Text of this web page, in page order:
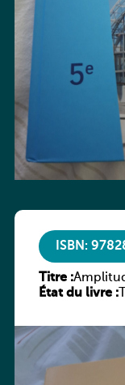
ISBN:
Titre :
État du livre :